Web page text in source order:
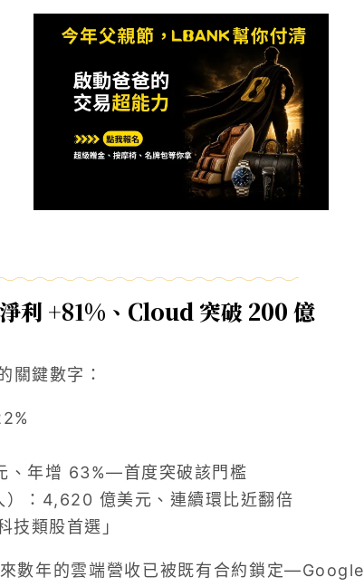
利 +81%、Cloud 突破 200 億
鍵數字：
年增 63%—首度突破該門檻
：4,620 億美元、連續環比近翻倍
類股首選」
數年的雲端營收已被既有合約鎖定—Google